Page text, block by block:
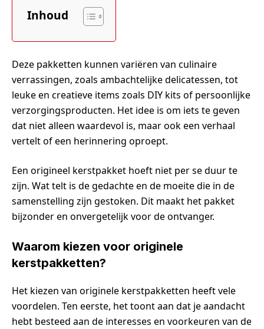
Inhoud
Deze pakketten kunnen variëren van culinaire
verrassingen, zoals ambachtelijke delicatessen, tot
leuke en creatieve items zoals DIY kits of persoonlijke
verzorgingsproducten. Het idee is om iets te geven
dat niet alleen waardevol is, maar ook een verhaal
vertelt of een herinnering oproept.
Een origineel kerstpakket hoeft niet per se duur te
zijn. Wat telt is de gedachte en de moeite die in de
samenstelling zijn gestoken. Dit maakt het pakket
bijzonder en onvergetelijk voor de ontvanger.
Waarom kiezen voor originele
kerstpakketten?
Het kiezen van originele kerstpakketten heeft vele
voordelen. Ten eerste, het toont aan dat je aandacht
hebt besteed aan de interesses en voorkeuren van de